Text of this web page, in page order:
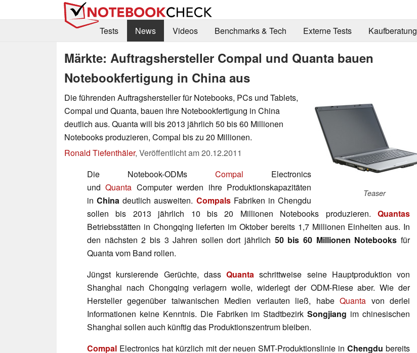
Tests
News Videos Benchmarks & Tech Externe Tests Kaufberatung
Märkte: Auftragshersteller Compal und Quanta bauen
Notebookfertigung in China aus
Teaser
Die führenden Auftragshersteller für Notebooks, PCs und Tablets,
Compal und Quanta, bauen ihre Notebookfertigung in China
deutlich aus. Quanta will bis 2013 jährlich 50 bis 60 Millionen
Notebooks produzieren, Compal bis zu 20 Millionen.
Ronald Tiefenthäler, Veröffentlicht am20.12.2011
Die Notebook-ODMs Compal Electronics
undQuanta Computer werden ihre Produktionskapazitäten
inChina deutlich ausweiten. CompalsFabriken in Chengdu
sollen bis 2013 jährlich 10 bis 20 Millionen Notebooks produzieren. Quantas
Betriebsstätten in Chongqing lieferten im Oktober bereits 1,7 Millionen Einheiten aus. In
den nächsten 2 bis 3 Jahren sollen dort jährlich 50 bis 60 Millionen Notebooks für
Quanta vom Band rollen.
Jüngst kursierende Gerüchte, dass Quanta schrittweise seine Hauptproduktion von
Shanghai nach Chongqing verlagern wolle, widerlegt der ODM-Riese aber. Wie der
Hersteller gegenüber taiwanischen Medien verlauten ließ, habeQuanta von derlei
Informationen keine Kenntnis. Die Fabriken im StadtbezirkSongjiang im chinesischen
Shanghai sollen auch künftig das Produktionszentrum bleiben.
Compal Electronics hat kürzlich mit der neuen SMT-Produktionslinie inChengdubereits